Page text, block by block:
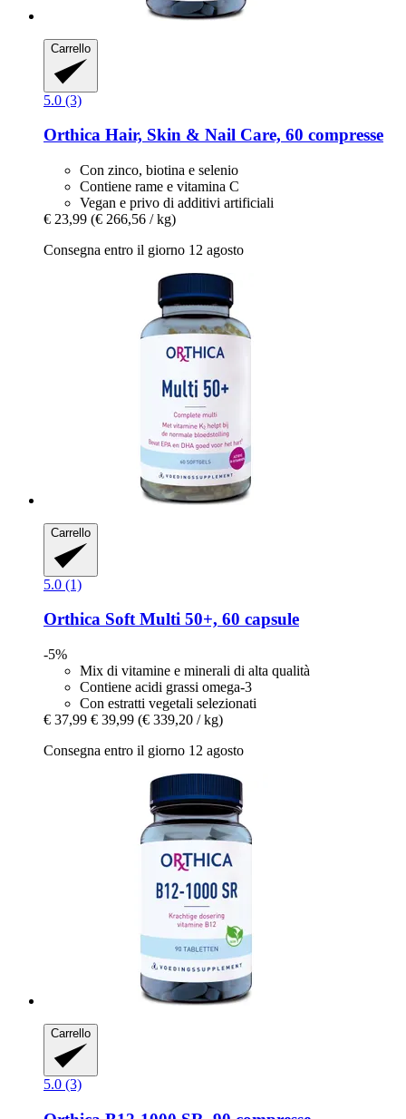
Carrello
5.0 (3)
Orthica Hair, Skin & Nail Care, 60 compresse
Con zinco, biotina e selenio
Contiene rame e vitamina C
Vegan e privo di additivi artificiali
€ 23,99 (€ 266,56 / kg)
Consegna entro il giorno 12 agosto
Carrello
5.0 (1)
Orthica Soft Multi 50+, 60 capsule
-5%
Mix di vitamine e minerali di alta qualità
Contiene acidi grassi omega-3
Con estratti vegetali selezionati
€ 37,99 € 39,99 (€ 339,20 / kg)
Consegna entro il giorno 12 agosto
Carrello
5.0 (3)